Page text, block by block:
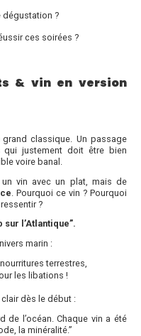
dégustation ?
ces soirées ?
& vin en version
classique. Un passage
justement doit être bien
voire banal.
un vin avec un plat, mais de
. Pourquoi ce vin ? Pourquoi
?
l’Atlantique”.
marin :
terrestres,
les libations !
dès le début :
de l’océan. Chaque vin a été
la minéralité.”